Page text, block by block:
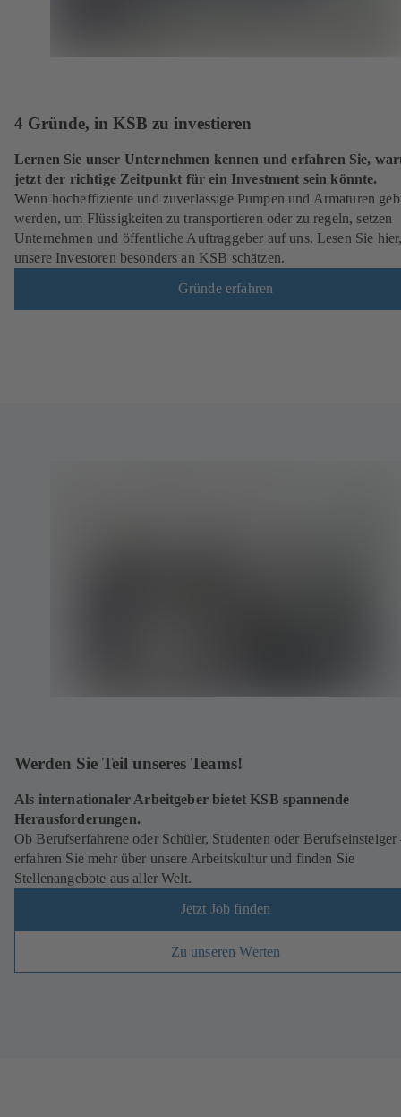
4 Gründe, in KSB zu investieren
Lernen Sie unser Unternehmen kennen und erfahren Sie,
jetzt der richtige Zeitpunkt für ein Investment sein könnte.
Wenn hocheffiziente und zuverlässige Pumpen und Armaturen
werden, um Flüssigkeiten zu transportieren oder zu regeln, setzen
Unternehmen und öffentliche Auftraggeber auf uns. Lesen Sie
unsere Investoren besonders an KSB schätzen.
Gründe erfahren
Werden Sie Teil unseres Teams!
Als internationaler Arbeitgeber bietet KSB spannende
Herausforderungen.
Ob Berufserfahrene oder Schüler, Studenten oder Berufseinsteiger
erfahren Sie mehr über unsere Arbeitskultur und finden Sie
Stellenangebote aus aller Welt.
Jetzt Job finden
Zu unseren Werten